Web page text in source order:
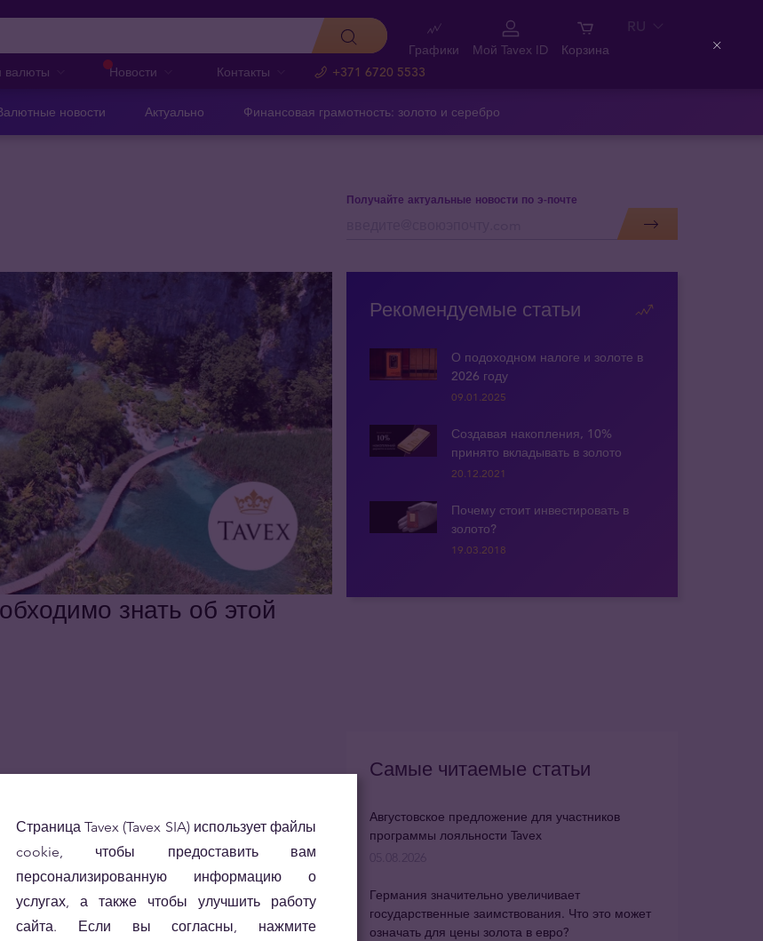
валюты Новости Контакты +371 6720 5533
Графики Мой Tavex ID Корзина
RU
новости Актуально Финансовая грамотность: золото и серебро
Получайте актуальные новости по э-почте
знать об этой
Рекомендуемые статьи
О подоходном налоге и золоте в
2026 году
09.01.2025
Создавая накопления, 10%
принято вкладывать в золото
20.12.2021
Почему стоит инвестировать в
золото?
19.03.2018
Самые читаемые статьи
Августовское предложение для участников
программы лояльности Tavex
Германия значительно увеличивает
государственные заимствования. Что это может
означать для цены золота в евро?
Страница Tavex (Tavex SIA) использует файлы
cookie, чтобы предоставить вам
персонализированную информацию о
услугах, а также чтобы улучшить работу
сайта. Если вы согласны, нажмите
Close